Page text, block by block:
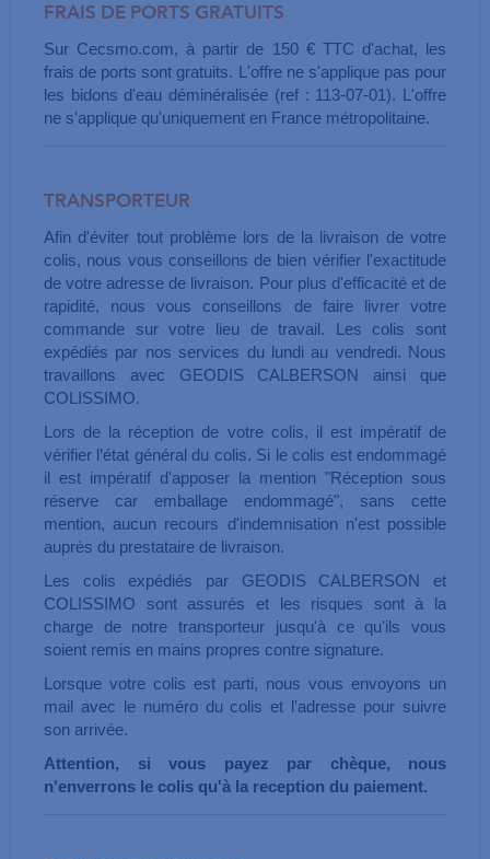
FRAIS DE PORTS GRATUITS
Sur Cecsmo.com, à partir de 150 € TTC d'achat, les
frais de ports sont gratuits. L'offre ne s'applique pas pour
les bidons d'eau déminéralisée (ref : 113-07-01). L'offre
ne s'applique qu'uniquement en France métropolitaine.
TRANSPORTEUR
Afin d'éviter tout problème lors de la livraison de votre
colis, nous vous conseillons de bien vérifier l'exactitude
de votre adresse de livraison. Pour plus d'efficacité et de
rapidité, nous vous conseillons de faire livrer votre
commande sur votre lieu de travail. Les colis sont
expédiés par nos services du lundi au vendredi. Nous
travaillons avec GEODIS CALBERSON ainsi que
COLISSIMO.
Lors de la réception de votre colis, il est impératif de
vérifier l’état général du colis. Si le colis est endommagé
il est impératif d'apposer la mention "Réception sous
réserve car emballage endommagé", sans cette
mention, aucun recours d'indemnisation n'est possible
auprès du prestataire de livraison.
Les colis expédiés par GEODIS CALBERSON et
COLISSIMO sont assurés et les risques sont à la
charge de notre transporteur jusqu'à ce qu'ils vous
soient remis en mains propres contre signature.
Lorsque votre colis est parti, nous vous envoyons un
mail avec le numéro du colis et l'adresse pour suivre
son arrivée.
Attention, si vous payez par chèque, nous
n'enverrons le colis qu'à la reception du paiement.